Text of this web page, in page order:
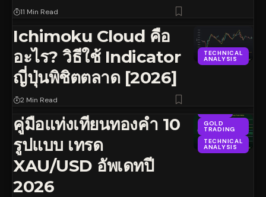
11 Min Read
TECHNICAL
ANALYSIS
Ichimoku Cloud คือ
อะไร? วิธีใช้ Indicator
ญี่ปุ่นพิชิตตลาด [2026]
2 Min Read
GOLD
TRADING
TECHNICAL
ANALYSIS
คู่มือแท่งเทียนทองคำ 10
รูปแบบ เทรด
XAU/USD อัพเดทปี
2026